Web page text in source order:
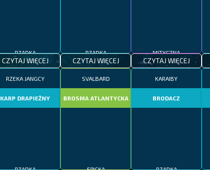
CZYTAJ WIĘCEJ CZYTAJ WIĘCEJ CZYTAJ WIĘCEJ
RZEKA JANGCY
KARP DRAPIEŻNY
SVALBARD
BROSMA ATLANTYCKA
KARAIBY
BRODACZ